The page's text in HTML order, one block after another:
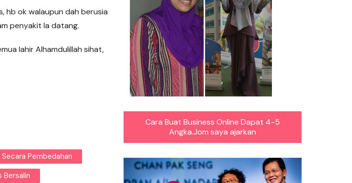
hb ok walaupun dah berusia
penyakit la datang.
lahir Alhamdulillah sihat,
Secara Pembedahan
Bersalin
Cara Buat Business Online Dapat 4-5
Angka.Jom saya ajarkan